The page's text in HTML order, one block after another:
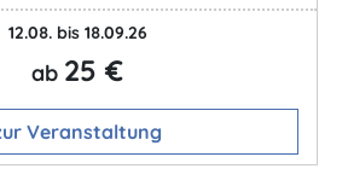
12.08. bis 18.09.26
ab 25 €
Veranstaltung